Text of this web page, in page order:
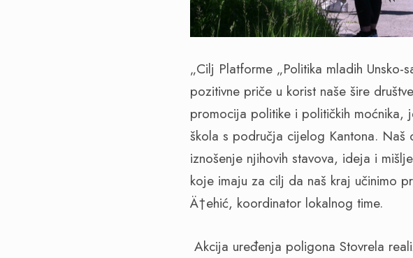
„Cilj Platforme „Politika mladih
pozitivne priče u korist naše šire
promocija politike i političkih moćnika,
škola s područja cijelog Kantona. Naš
iznošenje njihovih stavova, ideja i
koje imaju za cilj da naš kraj učinimo
Ä†ehić, koordinator lokalnog time.
Akcija uređenja poligona Stovrela